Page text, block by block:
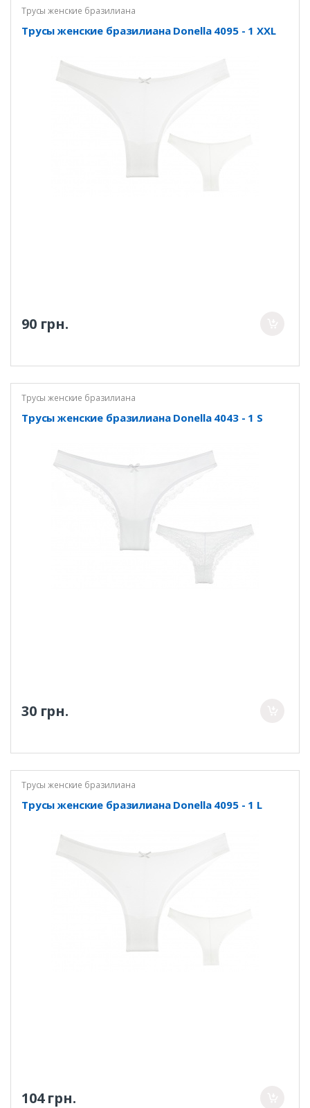
Трусы женские бразилиана
Трусы женские бразилиана Donella 4095 - 1 XXL
90 грн.
Трусы женские бразилиана
Трусы женские бразилиана Donella 4043 - 1 S
30 грн.
Трусы женские бразилиана
Трусы женские бразилиана Donella 4095 - 1 L
104 грн.